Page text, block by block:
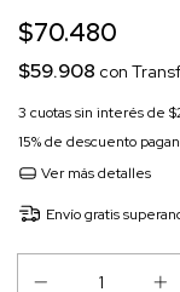
$70.480
$59.908 con
3 cuotas sin interés de
15% de descuento
Ver más detalles
Envío gratis